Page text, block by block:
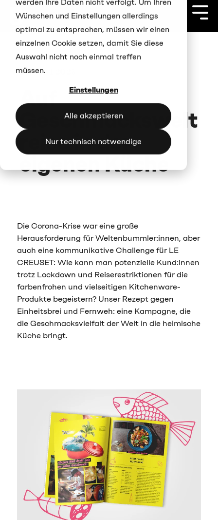
werden Ihre Daten nicht verfolgt. Um Ihren
Wünschen und Einstellungen allerdings
optimal zu entsprechen, müssen wir einen
einzelnen Cookie setzen, damit Sie diese
Auswahl nicht noch einmal treffen
müssen.
Einstellungen
Alle akzeptieren
Nur technisch notwendige
Zum
Hauptinhalt
26. JUNI 2025
Auf
Geschmackswelt
reise in der
eigenen Küche
Die Corona-Krise war eine große
Herausforderung für Weltenbummler:innen, aber
auch eine kommunikative Challenge für LE
CREUSET: Wie kann man potenzielle Kund:innen
trotz Lockdown und Reiserestriktionen für die
farbenfrohen und vielseitigen Kitchenware-
Produkte begeistern? Unser Rezept gegen
Einheitsbrei und Fernweh: eine Kampagne, die
die Geschmacksvielfalt der Welt in die heimische
Küche bringt.